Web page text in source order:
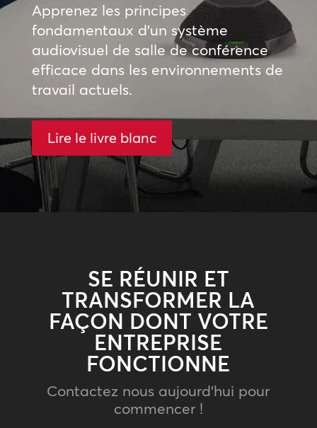
Apprenez les principes
fondamentaux d’un système
audiovisuel de salle de conférence
efficace dans les environnements de
travail actuels.
Lire le livre blanc
SE RÉUNIR ET
TRANSFORMER LA
FAÇON DONT VOTRE
ENTREPRISE
FONCTIONNE
Contactez nous aujourd’hui pour
commencer !